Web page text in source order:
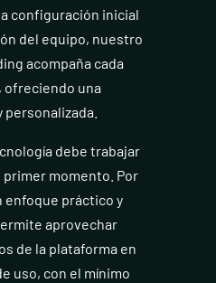
configuración inicial
del equipo, nuestro
acompaña cada
ofreciendo una
debe trabajar
momento. Por
enfoque práctico y
aprovechar
de la plataforma en
uso, con el mínimo